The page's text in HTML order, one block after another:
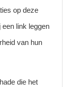
op deze
link leggen
van hun
die het